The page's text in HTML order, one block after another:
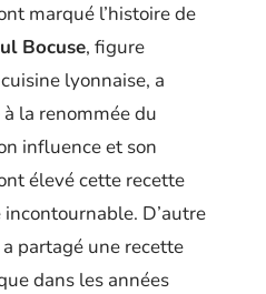
marqué l’histoire de
Bocuse, figure
lyonnaise, a
la renommée du
influence et son
élevé cette recette
D’autre
a partagé une recette
dans les années